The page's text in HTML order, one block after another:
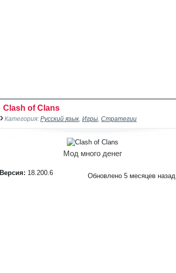
Clash of Clans
Категория: Русский язык Игры Стратегии
Мод много денег
Версия: 18.200.6 Обновлено 5 месяцев назад